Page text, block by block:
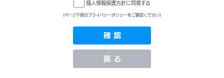
個人情報保護方針に同意する
(ページ下部のプライバシーポリシーをご確認ください)